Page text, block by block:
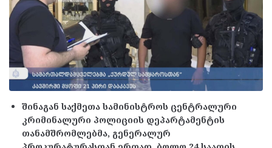
შინაგან საქმეთა სამინისტროს ცენტრალური
კრიმინალური პოლიციის დეპარტამენტის
თანამშრომლებმა, გენერალურ